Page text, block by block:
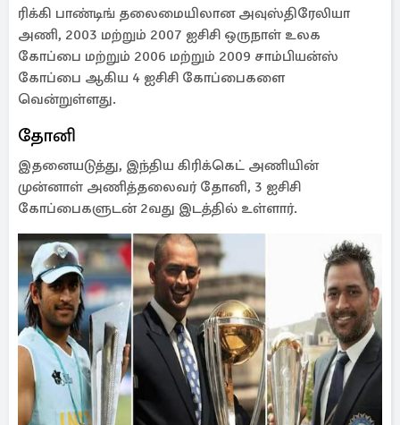
ரிக்கி பாண்டிங் தலைமையிலான அவுஸ்திரேலியா
அணி, 2003 மற்றும் 2007 ஐசிசி ஒருநாள் உலக
கோப்பை மற்றும் 2006 மற்றும் 2009 சாம்பியன்ஸ்
கோப்பை ஆகிய 4 ஐசிசி கோப்பைகளை
வென்றுள்ளது.
தோனி
இதனையடுத்து, இந்திய கிரிக்கெட் அணியின்
முன்னாள் அணித்தலைவர் தோனி, 3 ஐசிசி
கோப்பைகளுடன் 2வது இடத்தில் உள்ளார்.